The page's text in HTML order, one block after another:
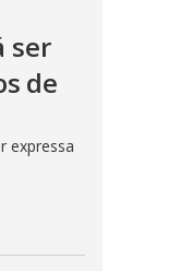
ser
de
expressa